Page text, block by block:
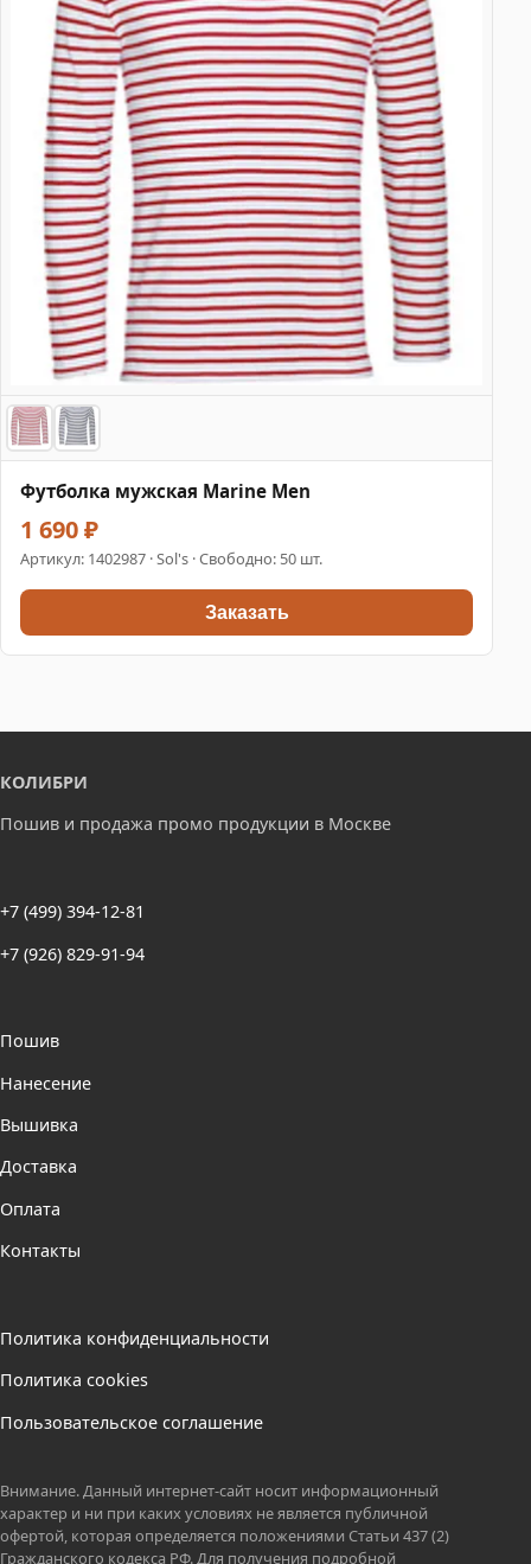
Футболка мужская Marine Men
1 690 ₽
Артикул: 1402987 · Sol's · Свободно: 50 шт.
Заказать
КОЛИБРИ
Пошив и продажа промо продукции в Москве
+7 (499) 394-12-81
+7 (926) 829-91-94
Пошив
Нанесение
Вышивка
Доставка
Оплата
Контакты
Политика конфиденциальности
Политика cookies
Пользовательское соглашение
Внимание. Данный интернет-сайт носит информационный
характер и ни при каких условиях не является публичной
офертой, которая определяется положениями Статьи 437 (2)
Гражданского кодекса РФ. Для получения подробной